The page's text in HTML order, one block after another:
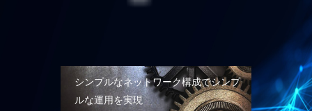
シンプルなネットワーク構成でシンプ
ルな運用を実現